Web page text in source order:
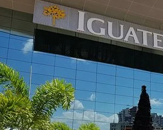
Inauguração Illa Café